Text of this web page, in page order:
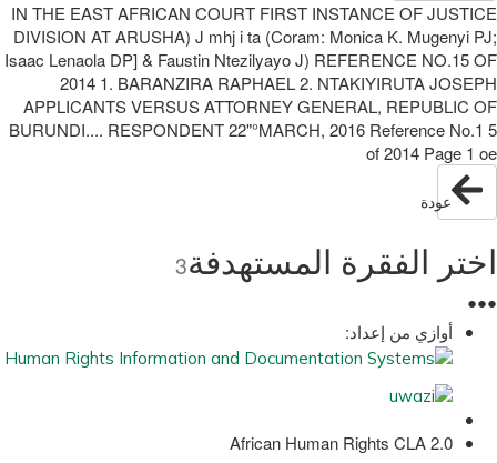
IN THE EAST AFRICAN COURT FIRST INSTANCE OF JUSTICE
DIVISION AT ARUSHA) J mhj i ta (Coram: Monica K. Mugenyi PJ;
Isaac Lenaola DP] & Faustin Ntezilyayo J) REFERENCE NO.15 OF
2014 1. BARANZIRA RAPHAEL 2. NTAKIYIRUTA JOSEPH
APPLICANTS VERSUS ATTORNEY GENERAL, REPUBLIC OF
BURUNDI.... RESPONDENT 22"°MARCH, 2016 Reference No.1 5
of 2014 Page 1 oe
عودة
اختر الفقرة المستهدفة3
●
●
●
أوازي من إعداد:
African Human Rights CLA 2.0